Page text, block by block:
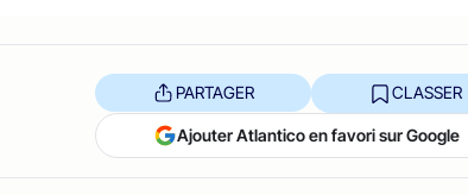
PARTAGER CLASSER
Ajouter Atlantico en favori sur Google